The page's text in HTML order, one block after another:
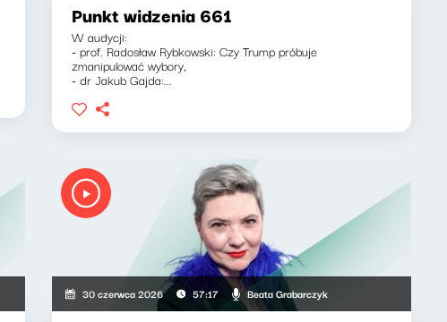
Punkt widzenia 661
W audycji:
- prof. Radosław Rybkowski: Czy Trump próbuje
zmanipulować wybory,
- dr Jakub Gajda:...
30 czerwca 2026 57:17 Beata Grabarczyk